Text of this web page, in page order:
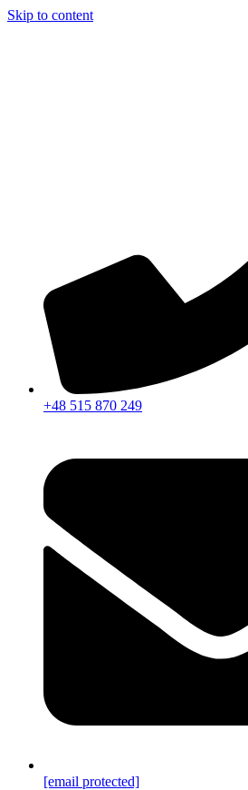
Skip to content
+48 515 870 249
[email protected]